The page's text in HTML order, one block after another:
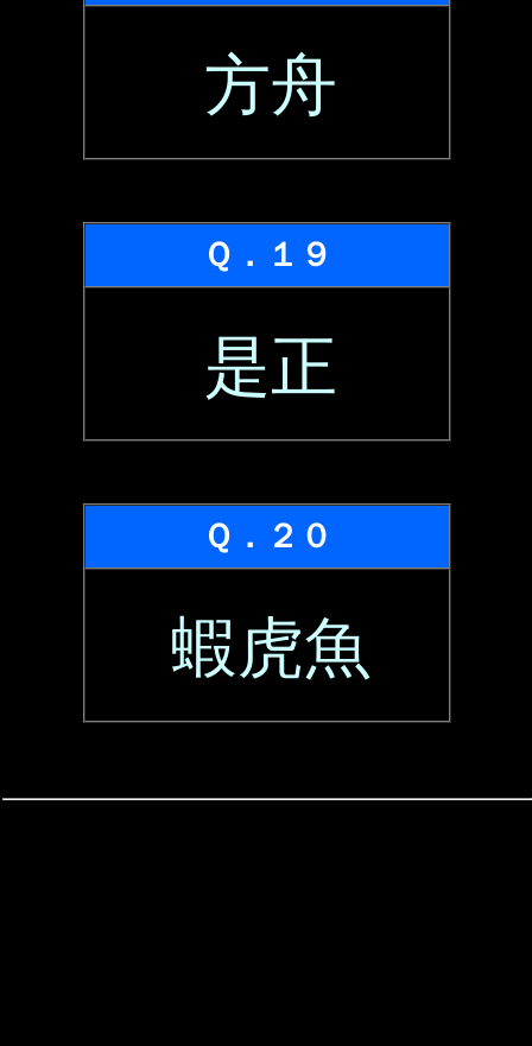
方舟
Ｑ．１９
是正
Ｑ．２０
蝦虎魚